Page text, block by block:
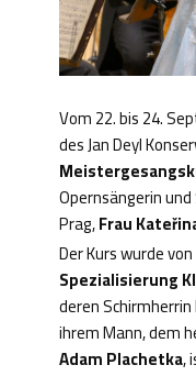
Vom 22. bis 24.
des Jan Deyl
Opernsängerin
Prag,Frau
Der Kurs wurde
Spezialisierung
deren
ihrem Mann, dem
Adam Plachetka,